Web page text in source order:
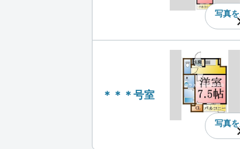
写真を
＊＊＊号室
写真を